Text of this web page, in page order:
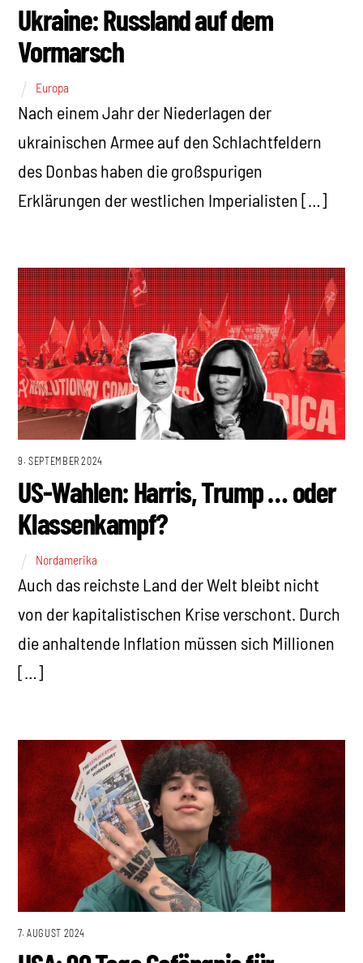
Ukraine: Russland auf dem
Vormarsch
Europa
Nach einem Jahr der Niederlagen der
ukrainischen Armee auf den Schlachtfeldern
des Donbas haben die großspurigen
Erklärungen der westlichen Imperialisten […]
9. SEPTEMBER 2024
US-Wahlen: Harris, Trump … oder
Klassenkampf?
Nordamerika
Auch das reichste Land der Welt bleibt nicht
von der kapitalistischen Krise verschont. Durch
die anhaltende Inflation müssen sich Millionen
[…]
7. AUGUST 2024